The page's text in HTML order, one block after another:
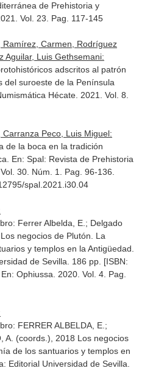
de Prehistoria y
Vol. 23. Pag. 117-145
Ramírez, Carmen, Rodríguez
Aguilar, Luis Gethsemani:
adscritos al patrón
del suroeste de la Península
Hécate. 2021. Vol. 8.
Peco, Luis Miguel:
de la boca en la tradición
En: Spal: Revista de Prehistoria
Vol. 30. Núm. 1. Pag. 96-136.
spal.2021.i30.04
Ferrer Albelda, E.; Delgado
negocios de Plutón. La
y templos en la Antigüedad.
de Sevilla. 186 pp. [ISBN:
En: Ophiussa . 2020. Vol. 4. Pag.
FERRER ALBELDA, E.;
A. (coords.), 2018 Los negocios
de los santuarios y templos en
Editorial Universidad de Sevilla.